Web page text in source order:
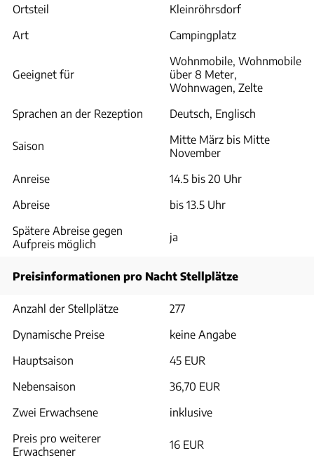
Ortsteil
Kleinröhrsdorf
Art
Campingplatz
Geeignet für
Wohnmobile, Wohnmobile
über 8 Meter,
Wohnwagen, Zelte
Sprachen an der Rezeption
Deutsch, Englisch
Saison
Mitte März bis Mitte
November
Anreise
14.5 bis 20 Uhr
Abreise
bis 13.5 Uhr
Spätere Abreise gegen
Aufpreis möglich
ja
Preisinformationen pro Nacht Stellplätze
Anzahl der Stellplätze
277
Dynamische Preise
keine Angabe
Hauptsaison
45 EUR
Nebensaison
36,70 EUR
Zwei Erwachsene
inklusive
Preis pro weiterer
Erwachsener
16 EUR